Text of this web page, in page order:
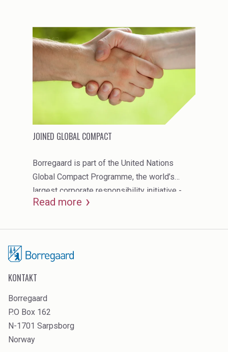
JOINED GLOBAL COMPACT
Borregaard is part of the United Nations
Global Compact Programme, the world’s
largest corporate responsibility initiative -
with over 10,000 business and non-business
Read more
KONTAKT
Borregaard
P.O Box 162
N-1701 Sarpsborg
Norway